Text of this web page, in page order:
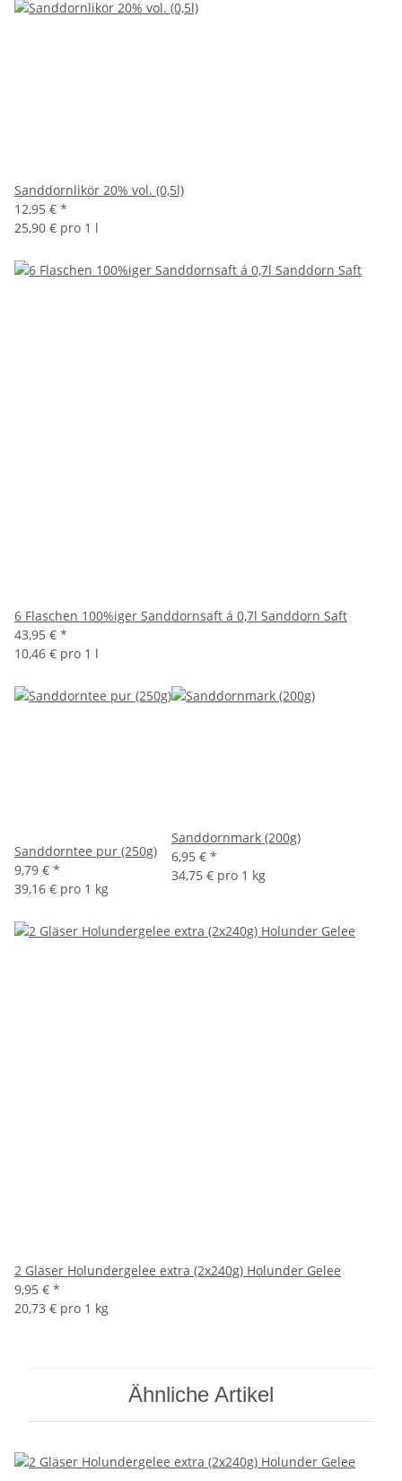
Sanddornlikör 20% vol. (0,5l)
12,95 € *
25,90 € pro 1 l
6 Flaschen 100%iger Sanddornsaft á 0,7l Sanddorn Saft
43,95 € *
10,46 € pro 1 l
Sanddorntee pur (250g)
9,79 € *
39,16 € pro 1 kg
Sanddornmark (200g)
6,95 € *
34,75 € pro 1 kg
2 Gläser Holundergelee extra (2x240g) Holunder Gelee
9,95 € *
20,73 € pro 1 kg
Ähnliche Artikel